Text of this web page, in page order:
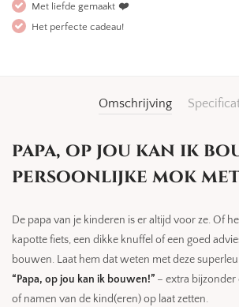
Met liefde gemaakt ❤️
Het perfecte cadeau!
Omschrijving
papa, op jou kan ik
persoonlijke mok
De papa van je kinderen is er altijd voor ze. Of
kapotte fiets, een dikke knuffel of een goed
bouwen. Laat hem dat weten met deze
“Papa, op jou kan ik bouwen!” – extra bijzonder
of namen van de kind(eren) op laat zetten.